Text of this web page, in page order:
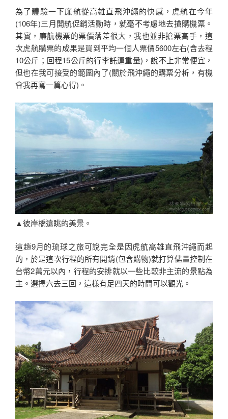
為了體驗一下廉航從高雄直飛沖繩的快感，虎航在今年
(106年)三月開航促銷活動時，就毫不考慮地去搶購機票。
其實，廉航機票的票價落差很大，我也並非搶票高手，這
次虎航購票的成果是買到平均一個人票價5600左右(含去程
10公斤；回程15公斤的行李託運重量)，說不上非常便宜，
但也在我可接受的範圍內了(關於飛沖繩的購票分析，有機
會我再寫一篇心得)。
▲彼岸橋遠眺的美景。
這趟9月的琉球之旅可說完全是因虎航高雄直飛沖繩而起
的，於是這次行程的所有開銷(包含購物)就打算儘量控制在
台幣2萬元以內，行程的安排就以一些比較非主流的景點為
主。選擇六去三回，這樣有足四天的時間可以觀光。